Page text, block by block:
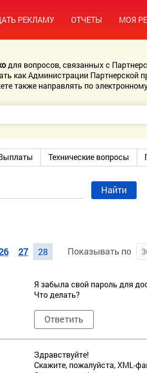
РЕКЛАМУ ОТЧЕТЫ МОЯ
для вопросов, связанных с
как Администрации Партнерской
также направлять по
Технические вопросы
Найти
27 28 Показывать по
Я забыла свой пароль для
Что делать?
Ответить
Здравствуйте!
Скажите, пожалуйста, XML-